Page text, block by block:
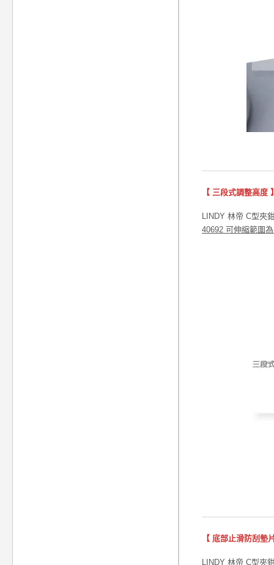
【 三段式調整高度
LINDY 林帝 C型夾
40692 可伸縮範圍
【 底部止滑防刮墊
LINDY 林帝 C型夾